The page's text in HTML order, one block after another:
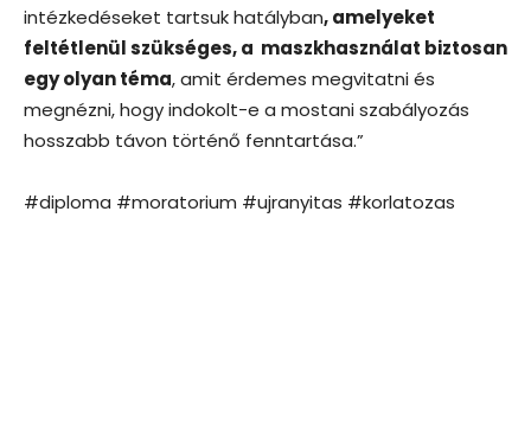
intézkedéseket tartsuk hatályban, amelyeket
feltétlenül szükséges, a maszkhasználat biztosan
egy olyan téma, amit érdemes megvitatni és
megnézni, hogy indokolt-e a mostani szabályozás
hosszabb távon történő fenntartása.”
#diploma #moratorium #ujranyitas #korlatozas